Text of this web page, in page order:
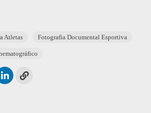
Atletas Fotografia Documental Esportiva